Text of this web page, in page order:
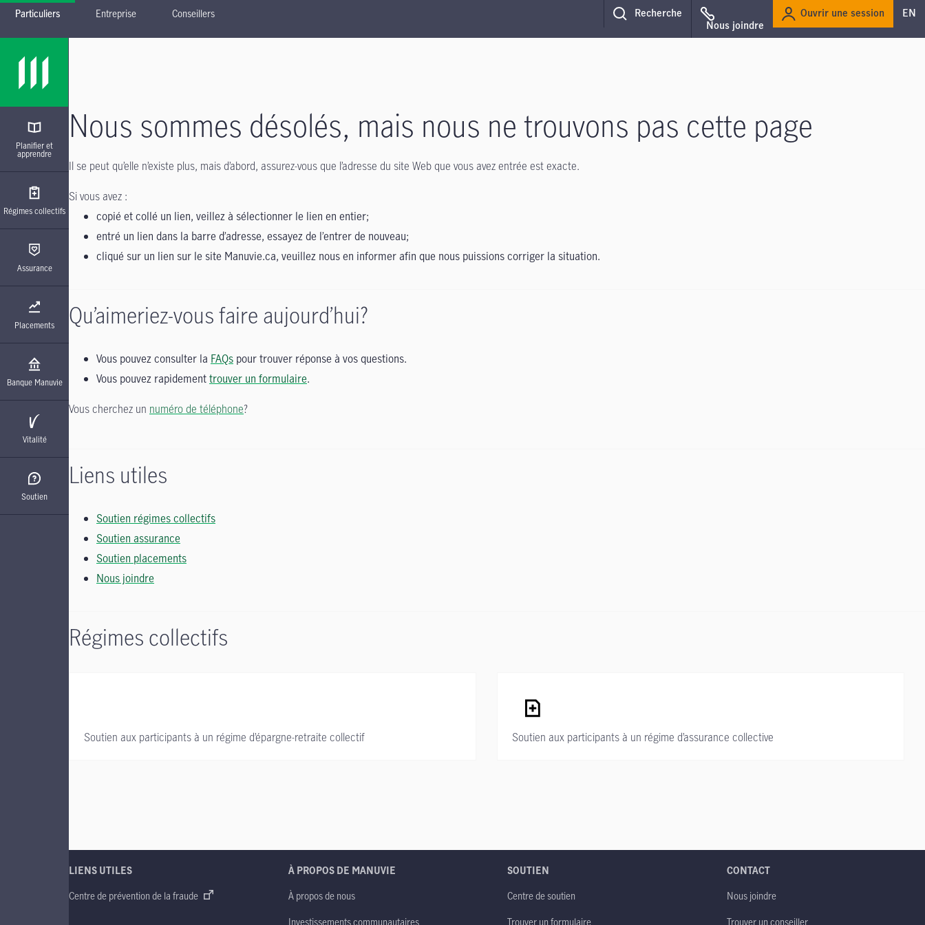
Passer à la navigation principale
Passer au contenu principal
Passer au pied de page
Particuliers Entreprise Conseillers
Recherche
Nous joindre
Ouvrir une session EN
Planifier et
apprendre
Régimes collectifs
Assurance
Placements
Banque Manuvie
Vitalité
Soutien
Nous sommes désolés, mais nous ne trouvons pas cette page
Il se peut qu’elle n’existe plus, mais d’abord, assurez-vous que l’adresse du site Web que vous avez entrée est exacte.
Si vous avez :
copié et collé un lien, veillez à sélectionner le lien en entier;
entré un lien dans la barre d’adresse, essayez de l’entrer de nouveau;
cliqué sur un lien sur le site Manuvie.ca, veuillez nous en informer afin que nous puissions corriger la situation.
Qu’aimeriez-vous faire aujourd’hui?
Vous pouvez consulter la FAQs pour trouver réponse à vos questions.
Vous pouvez rapidementtrouver un formulaire.
Vous cherchez un numéro de téléphone?
Liens utiles
Soutien régimes collectifs
Soutien assurance
Soutien placements
Nous joindre
Régimes collectifs
Soutien aux participants à un régime d’épargne-retraite collectif Soutien aux participants à un régime d’assurance collective
LIENS UTILES
Centre de prévention de la fraude
À PROPOS DE MANUVIE
À propos de nous
Investissements communautaires
SOUTIEN
Centre de soutien
Trouver un formulaire
CONTACT
Nous joindre
Trouver un conseiller